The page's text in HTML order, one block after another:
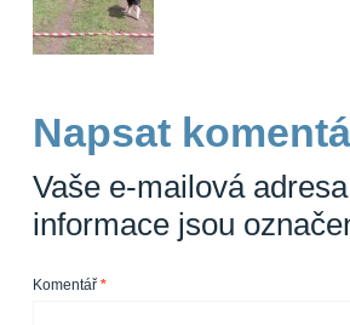
Napsat
Vaše e-mailová
informace jsou
Komentář *